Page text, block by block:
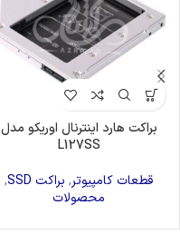
براکت هارد اینترنال اوریکو مدل
L127SS
قطعات کامپیوتر, براکت SSD
,
محصولات